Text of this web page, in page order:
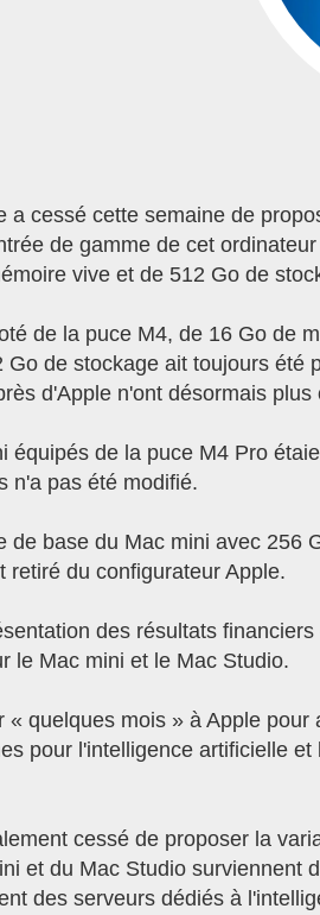
a cessé cette semaine de
de gamme de cet
vive et de 512 Go de
de la puce M4, de 16 Go de
Go de stockage ait toujours
d'Apple n'ont désormais plus
équipés de la puce M4 Pro
n'a pas été modifié.
de base du Mac mini avec 256
retiré du configurateur Apple.
des résultats
le Mac mini et le Mac Studio.
« quelques mois » à Apple
pour l'intelligence artificielle
cessé de proposer la
et du Mac Studio surviennent
des serveurs dédiés à